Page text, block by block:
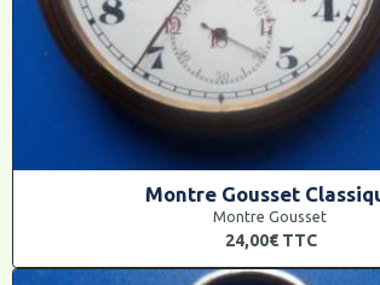
Montre Gousset
Montre Gousset
24,00€ TTC